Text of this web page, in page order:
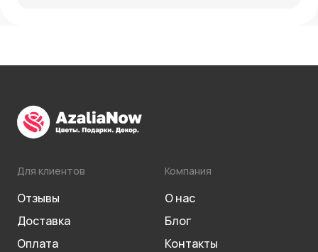
Для клиентов
Отзывы
Доставка
Оплата
Компания
О нас
Блог
Контакты